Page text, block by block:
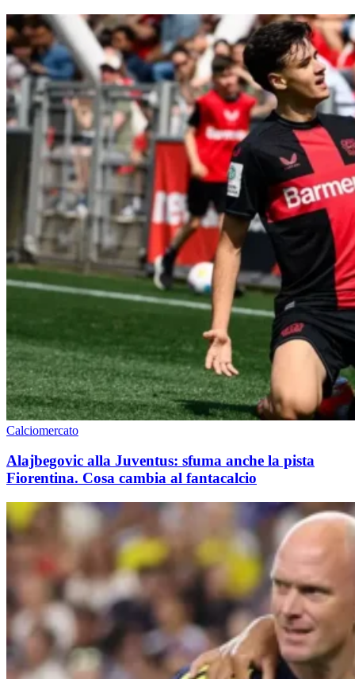
Calciomercato
Alajbegovic alla Juventus: sfuma anche la pista
Fiorentina. Cosa cambia al fantacalcio